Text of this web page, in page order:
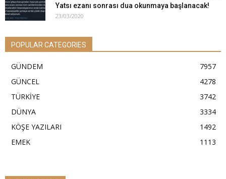
Yatsı ezanı sonrası dua okunmaya başlanacak!
23/03/2020
POPULAR CATEGORIES
GÜNDEM
7957
GÜNCEL
4278
TÜRKİYE
3742
DÜNYA
3334
KÖŞE YAZILARI
1492
EMEK
1113